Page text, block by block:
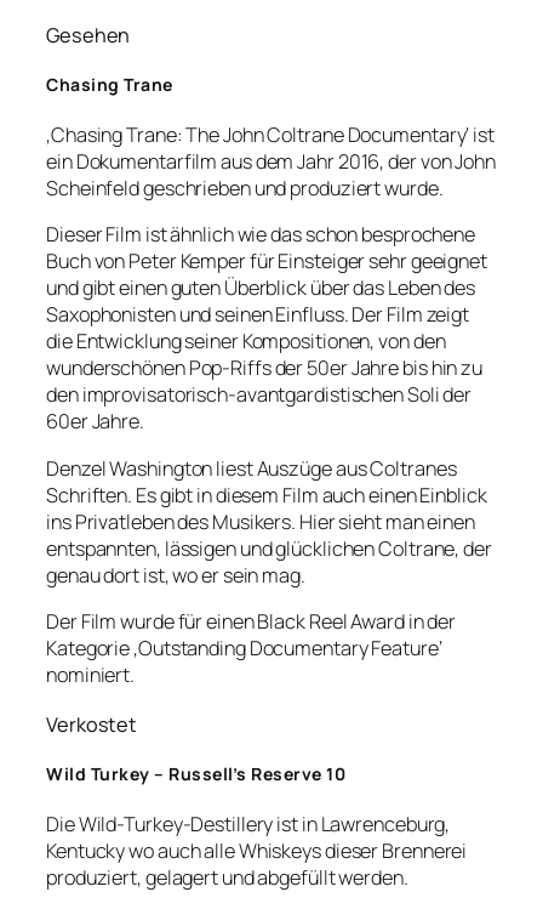
Gesehen
Chasing Trane
‚Chasing Trane: The John Coltrane Documentary‘ ist
ein Dokumentarfilm aus dem Jahr 2016, der von John
Scheinfeld geschrieben und produziert wurde.
Dieser Film ist ähnlich wie das schon besprochene
Buch von Peter Kemper für Einsteiger sehr geeignet
und gibt einen guten Überblick über das Leben des
Saxophonisten und seinen Einfluss. Der Film zeigt
die Entwicklung seiner Kompositionen, von den
wunderschönen Pop-Riffs der 50er Jahre bis hin zu
den improvisatorisch-avantgardistischen Soli der
60er Jahre.
Denzel Washington liest Auszüge aus Coltranes
Schriften. Es gibt in diesem Film auch einen Einblick
ins Privatleben des Musikers. Hier sieht man einen
entspannten, lässigen und glücklichen Coltrane, der
genau dort ist, wo er sein mag.
Der Film wurde für einen Black Reel Award in der
Kategorie ‚Outstanding Documentary Feature‘
nominiert.
Verkostet
Wild Turkey – Russell’s Reserve 10
Die Wild-Turkey-Destillery ist in Lawrenceburg,
Kentucky wo auch alle Whiskeys dieser Brennerei
produziert, gelagert und abgefüllt werden.